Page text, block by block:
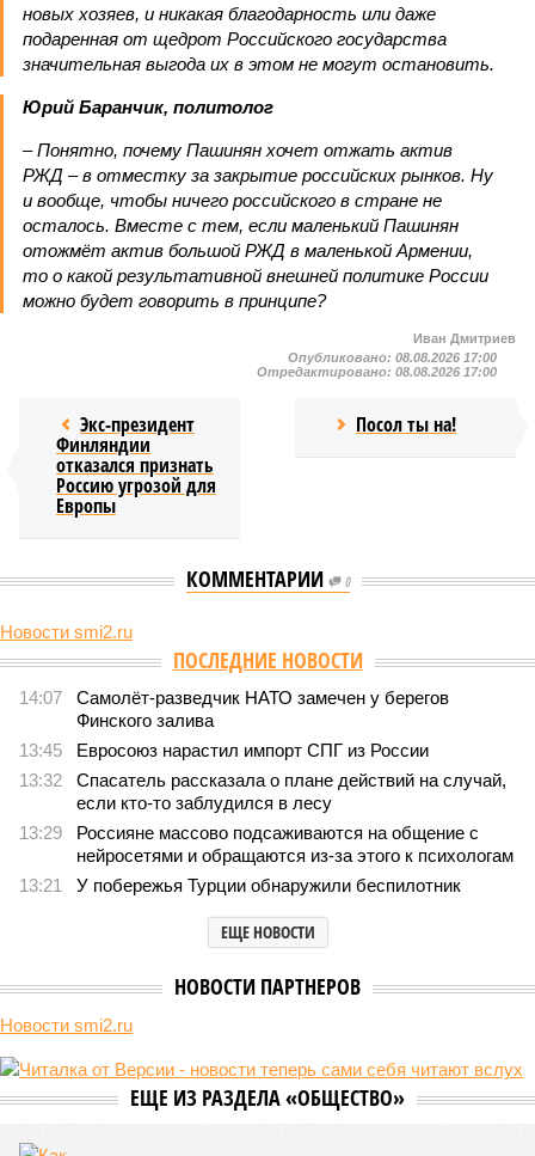
новых хозяев, и никакая благодарность или даже
подаренная от щедрот Российского государства
значительная выгода их в этом не могут остановить.
Юрий Баранчик, политолог
– Понятно, почему Пашинян хочет отжать актив
РЖД – в отместку за закрытие российских рынков. Ну
и вообще, чтобы ничего российского в стране не
осталось. Вместе с тем, если маленький Пашинян
отожмёт актив большой РЖД в маленькой Армении,
то о какой результативной внешней политике России
можно будет говорить в принципе?
Иван Дмитриев
Опубликовано: 08.08.2026 17:00
Отредактировано: 08.08.2026 17:00
Экс-президент
Финляндии
отказался признать
Россию угрозой для
Европы
Посол ты на!
КОММЕНТАРИИ 0
Новости smi2.ru
В нескольких станциях от уже сданного
«Сказочного леса» пайщики ЖК «Станция Л» продолжают ждать от
компании Capital Group начала реальной достройки
В нескольких станциях от уже сданного «Сказочного
леса» пайщики ЖК «Станция Л» продолжают ждать от
компании Capital Group начала реальной достройки
«Станция ожидания» для дольщиков
В нескольких станциях от уже сданного «Сказочного леса» пайщики ЖК
«Станция Л» продолжают ждать от компании Capital Group начала
уже получают ключи – в мае 2026 года были получены